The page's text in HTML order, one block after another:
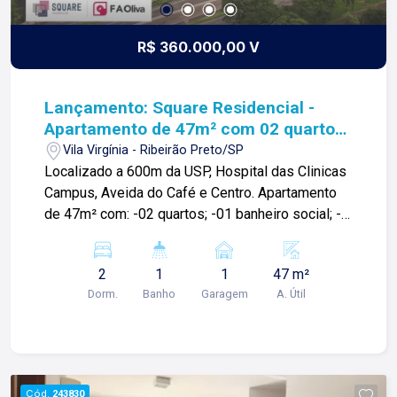
R$ 360.000,00 V
Lançamento: Square Residencial -
Apartamento de 47m² com 02 quartos
à venda - Vila Virgínia
Vila Virgínia - Ribeirão Preto/SP
Localizado a 600m da USP, Hospital das Clinicas
Campus, Aveida do Café e Centro. Apartamento
de 47m² com: -02 quartos; -01 banheiro social; -
ar condicionado; -01 vaga de garagem;
Condomínio com: -Portaria 24h; -Piscina adulto e
infantil; -Academia; -Churrasqueira Bar com
condomínio e IPTU são projeções devido ao
2
Dorm.
1
Banho
1
Garagem
47 m²
A. Útil
Cód. 243830